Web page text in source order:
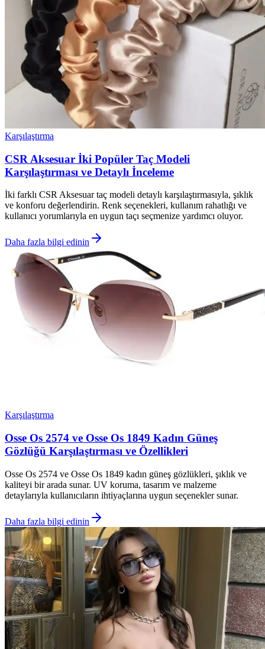
Karşılaştırma
CSR Aksesuar İki Popüler Taç Modeli
Karşılaştırması ve Detaylı İnceleme
İki farklı CSR Aksesuar taç modeli detaylı karşılaştırmasıyla, şıklık
ve konforu değerlendirin. Renk seçenekleri, kullanım rahatlığı ve
kullanıcı yorumlarıyla en uygun taçı seçmenize yardımcı oluyor.
Daha fazla bilgi edinin
Karşılaştırma
Osse Os 2574 ve Osse Os 1849 Kadın Güneş
Gözlüğü Karşılaştırması ve Özellikleri
Osse Os 2574 ve Osse Os 1849 kadın güneş gözlükleri, şıklık ve
kaliteyi bir arada sunar. UV koruma, tasarım ve malzeme
detaylarıyla kullanıcıların ihtiyaçlarına uygun seçenekler sunar.
Daha fazla bilgi edinin